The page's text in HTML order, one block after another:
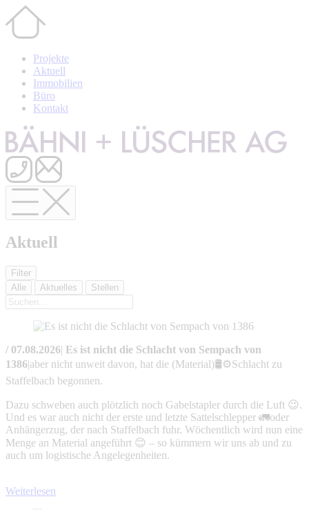
Projekte
Aktuell
Immobilien
Büro
Kontakt
Aktuell
Filter
Alle
Aktuelles Stellen
/ 07.08.2026| Es ist nicht die Schlacht von Sempach von
1386|aber nicht unweit davon, hat die (Material)🛢️⚙️Schlacht zu
Staffelbach begonnen.
Dazu schweben auch plötzlich noch Gabelstapler durch die Luft 😉.
Und es war auch nicht der erste und letzte Sattelschlepper 🚛oder
Anhängerzug, der nach Staffelbach fuhr. Wöchentlich wird nun eine
Menge an Material angeführt 😊 – so kümmern wir uns ab und zu
auch um logistische Angelegenheiten.
Weiterlesen